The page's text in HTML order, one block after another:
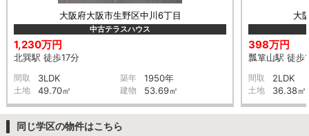
大阪府大阪市生野区中川6丁目
中古テラスハウス
1,230万円
北巽駅 徒歩17分
間取 3LDK 築年 1950年
土地 49.70㎡ 建物 53.69㎡
大
398万円
瓢箪山駅 徒歩
間取 2LDK
土地 36.38㎡
同じ学区の物件はこちら